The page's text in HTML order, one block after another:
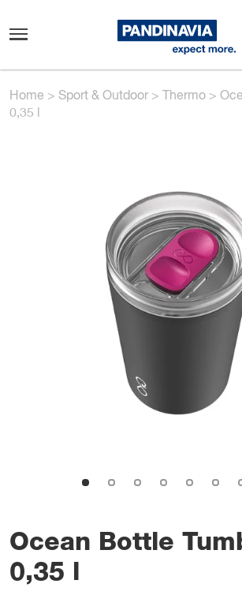
Home > Sport & Outdoor> Thermo >
0,35 l
Ocean Bottle
0,35 l